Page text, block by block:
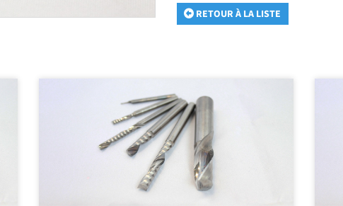
RETOUR À LA LISTE